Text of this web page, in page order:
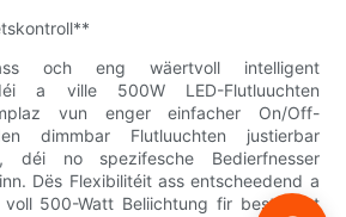
ass och eng wäertvoll intelligent
a ville 500W LED-Flutluuchten
vun enger einfacher On/Off-
dimmbar Flutluuchten justierbar
déi no spezifesche Bedierfnesser
Dës Flexibilitéit ass entscheedend a
500-Watt Beliichtung fir bestëmmt